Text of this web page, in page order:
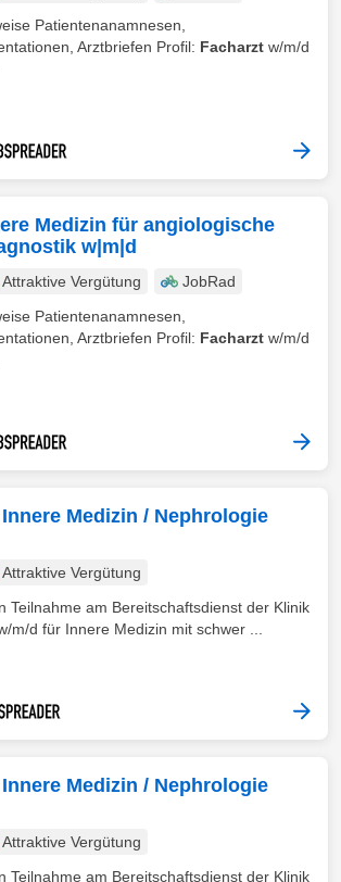
Patientenanamnesen,
Arztbriefen Profil: Facharzt w/m/d
Medizin für angiologische
w|m|d
Attraktive Vergütung
JobRad
Patientenanamnesen,
Arztbriefen Profil: Facharzt w/m/d
Medizin / Nephrologie
Attraktive Vergütung
Teilnahme am Bereitschaftsdienst der Klinik
m/d für Innere Medizin mit schwer ...
Medizin / Nephrologie
Attraktive Vergütung
Teilnahme am Bereitschaftsdienst der Klinik